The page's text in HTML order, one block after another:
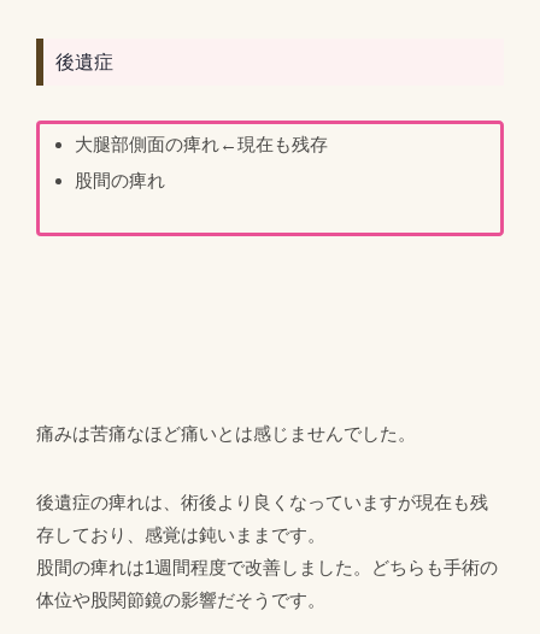
後遺症
大腿部側面の痺れ←現在も残存
股間の痺れ
痛みは苦痛なほど痛いとは感じませんでした。
後遺症の痺れは、術後より良くなっていますが現在も残
存しており、感覚は鈍いままです。
股間の痺れは1週間程度で改善しました。どちらも手術の
体位や股関節鏡の影響だそうです。